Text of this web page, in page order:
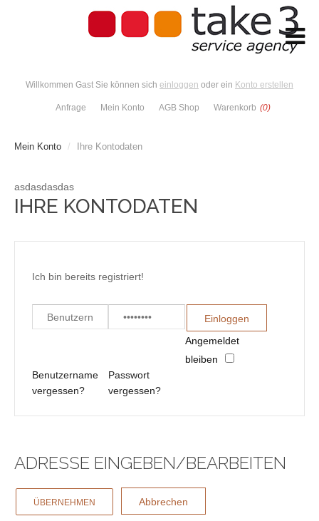
Willkommen Gast Sie können sich einloggen oder ein Konto erstellen
Anfrage Mein Konto AGB Shop Warenkorb (0)
Mein Konto / Ihre Kontodaten
asdasdasdas
IHRE KONTODATEN
Ich bin bereits registriert!
Angemeldet
bleiben
Benutzername
vergessen?
Passwort
vergessen?
ADRESSE EINGEBEN/BEARBEITEN
ÜBERNEHMEN Abbrechen